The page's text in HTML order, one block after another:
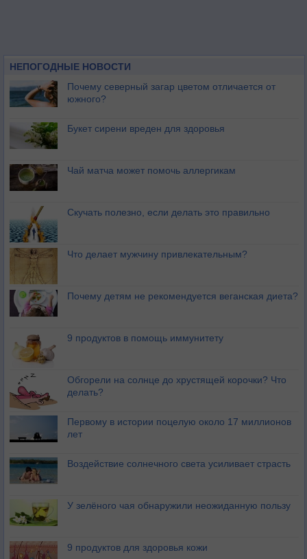
НЕПОГОДНЫЕ НОВОСТИ
Почему северный загар цветом отличается от
южного?
Букет сирени вреден для здоровья
Чай матча может помочь аллергикам
Скучать полезно, если делать это правильно
Что делает мужчину привлекательным?
Почему детям не рекомендуется веганская диета?
9 продуктов в помощь иммунитету
Обгорели на солнце до хрустящей корочки? Что
делать?
Первому в истории поцелую около 17 миллионов
лет
Воздействие солнечного света усиливает страсть
У зелёного чая обнаружили неожиданную пользу
9 продуктов для здоровья кожи